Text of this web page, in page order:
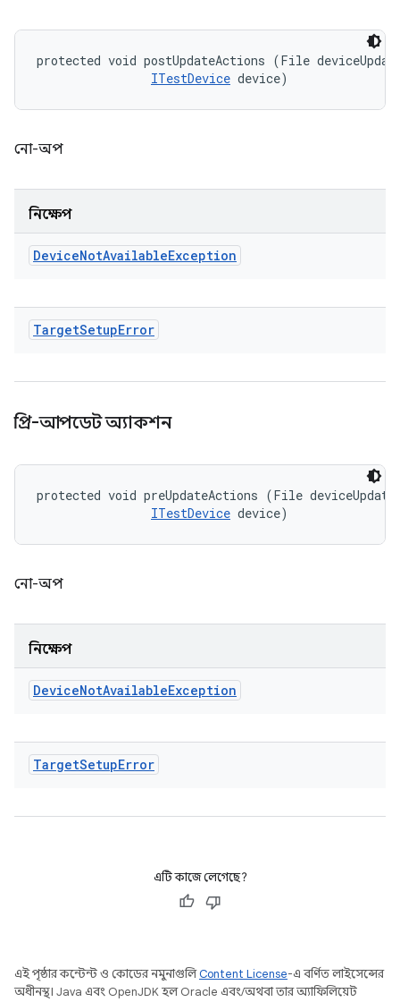
protected void postUpdateActions (File
ITestDevice device)
নো-অপ
নিক্ষেপ
DeviceNotAvailableException
TargetSetupError
প্রি-আপডেট অ্যাকশন
protected void preUpdateActions (File
ITestDevice device)
নো-অপ
নিক্ষেপ
DeviceNotAvailableException
TargetSetupError
এটি কাজে লেগেছে?
এই পৃষ্ঠার কন্টেন্ট ও কোডের নমুনাগুলিContent License-এ বর্ণিত লাইসেন্সের
অধীনস্থ। Java এবং OpenJDK হল Oracle এবং/অথবা তার অ্যাফিলিয়েট